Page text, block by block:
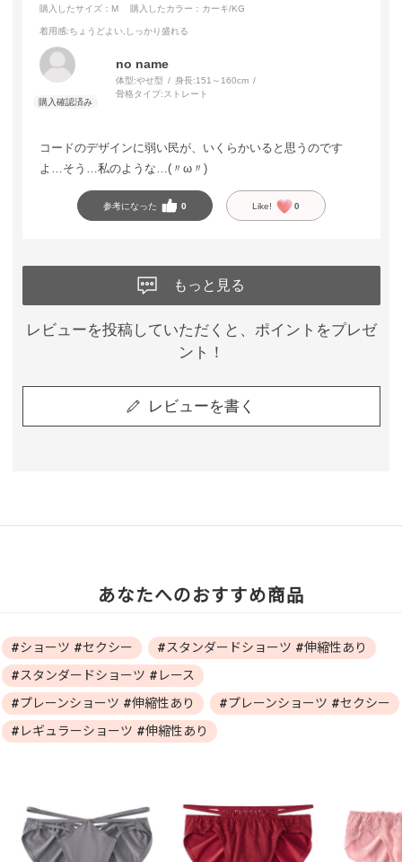
購入したサイズ：M 購入したカラー：カーキ/KG
着用感:ちょうどよい,しっかり盛れる
no name
体型:やせ型 身長:151～160cm
骨格タイプ:ストレート
コードのデザインに弱い民が、いくらかいると思うのです
よ…そう…私のような…(〃ω〃)
参考になった 0 Like! 0
もっと見る
レビューを投稿していただくと、ポイントをプレゼ
ント！
レビューを書く
あなたへのおすすめ商品
#ショーツ #セクシー
#スタンダードショーツ #伸縮性あり
#スタンダードショーツ #レース
#プレーンショーツ #伸縮性あり
#プレーンショーツ #セクシー
#レギュラーショーツ #伸縮性あり